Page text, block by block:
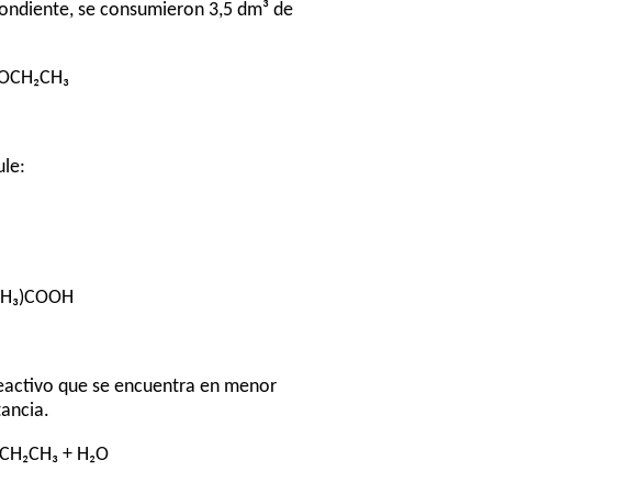
se consumieron 3,5 dm³ de
que se encuentra en menor
+ H₂O